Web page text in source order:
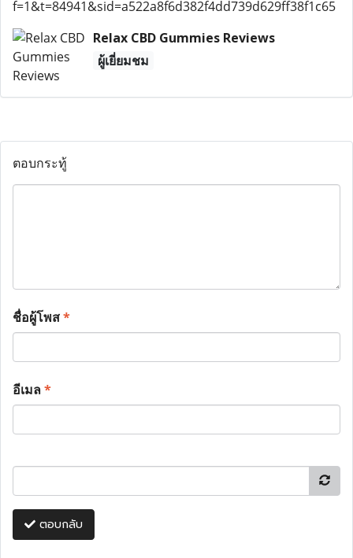
f=1&t=84941&sid=a522a8f6d382f4dd739d629ff38f1c65
Relax CBD Gummies Reviews
ผู้เยี่ยมชม
ตอบกระทู้
ชื่อผู้โพส*
อีเมล*
ตอบกลับ